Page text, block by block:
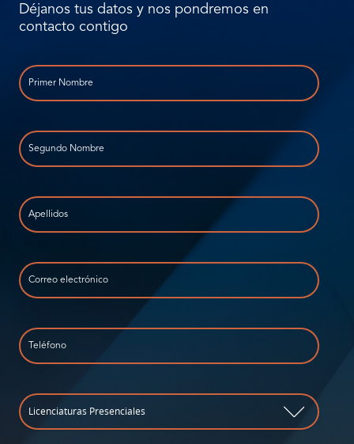
Déjanos tus datos y nos pondremos en
contacto contigo